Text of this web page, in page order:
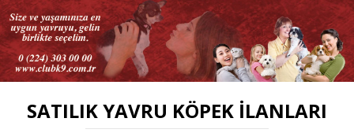
SATILIK YAVRU KÖPEK İLANLARI